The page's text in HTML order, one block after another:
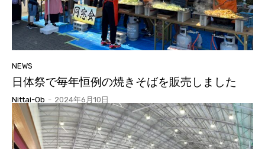
NEWS
日体祭で毎年恒例の焼きそばを販売しました
Nittai-Ob - 2024年6月10日